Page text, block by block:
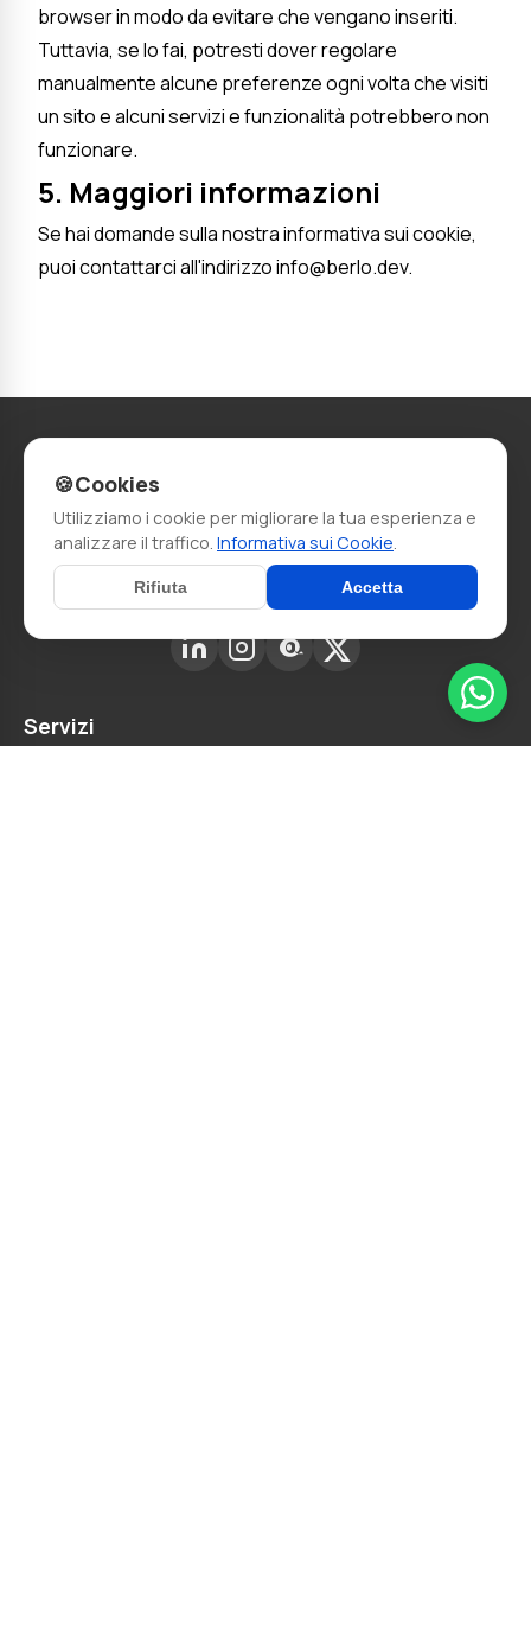
browser in modo da evitare che vengano inseriti.
Tuttavia, se lo fai, potresti dover regolare
manualmente alcune preferenze ogni volta che visiti
un sito e alcuni servizi e funzionalità potrebbero non
funzionare.
5. Maggiori informazioni
Se hai domande sulla nostra informativa sui cookie,
puoi contattarci all'indirizzo info@berlo.dev.
Web design e sviluppo su misura
Servizi
🍪Cookies
Utilizziamo i cookie per migliorare la tua esperienza e
analizzare il traffico. Informativa sui Cookie.
Rifiuta Accetta